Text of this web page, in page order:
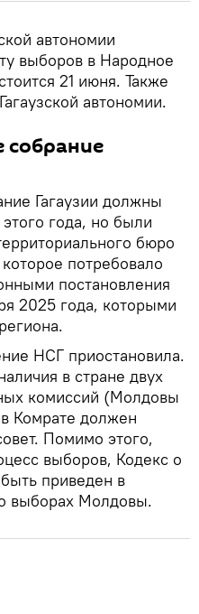
автономии
выборов в Народное
21 июня. Также
автономии.
Гагаузии должны
года, но были
бюро
потребовало
постановления
2025 года, которыми
НСГ приостановила.
в стране двух
комиссий (Молдовы
в Комрате должен
Помимо этого,
выборов, Кодекс о
приведен в
выборах Молдовы.